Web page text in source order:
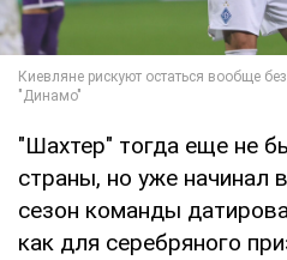
"Шахтер" тогда еще не
страны, но уже начинал
сезон команды
как для серебряного